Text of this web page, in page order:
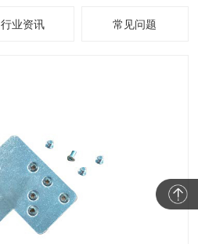
行业资讯 常见问题